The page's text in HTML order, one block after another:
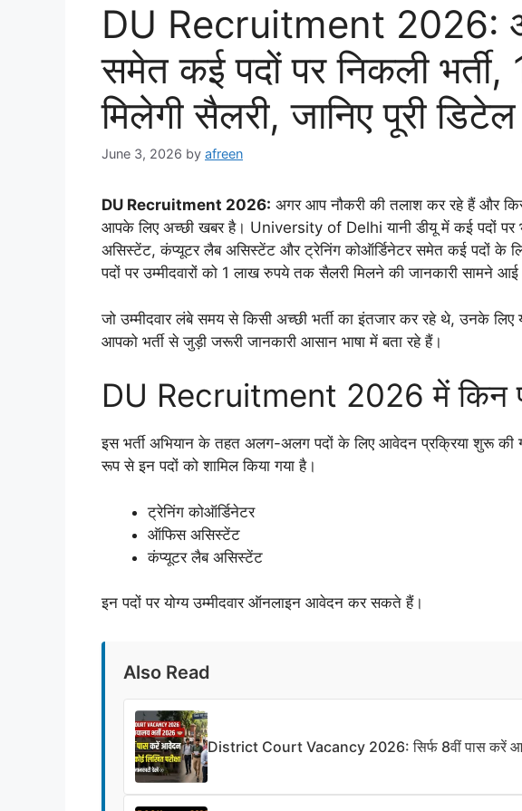
DU Recruitment 2026:
समेत कई पदों पर निकली
मिलेगी सैलरी, जानिए पूरी डिटेल
June 3, 2026 by afreen
DU Recruitment 2026: अगर आप नौकरी की तलाश कर रहे हैं और
आपके लिए अच्छी खबर है। University of Delhi यानी डीयू में कई पदों पर
असिस्टेंट, कंप्यूटर लैब असिस्टेंट और ट्रेनिंग कोऑर्डिनेटर समेत कई पदों के
पदों पर उम्मीदवारों को 1 लाख रुपये तक सैलरी मिलने की जानकारी सामने आई
जो उम्मीदवार लंबे समय से किसी अच्छी भर्ती का इंतजार कर रहे थे, उनके लिए
आपको भर्ती से जुड़ी जरूरी जानकारी आसान भाषा में बता रहे हैं।
DU Recruitment 2026 में किन
इस भर्ती अभियान के तहत अलग-अलग पदों के लिए आवेदन प्रक्रिया शुरू की
रूप से इन पदों को शामिल किया गया है।
ट्रेनिंग कोऑर्डिनेटर
ऑफिस असिस्टेंट
कंप्यूटर लैब असिस्टेंट
इन पदों पर योग्य उम्मीदवार ऑनलाइन आवेदन कर सकते हैं।
Also Read
District Court Vacancy 2026: सिर्फ 8वीं पास करें